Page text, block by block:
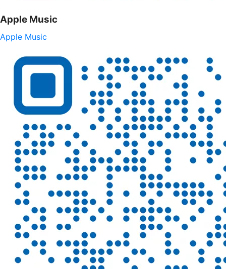
Apple Music
Apple Music